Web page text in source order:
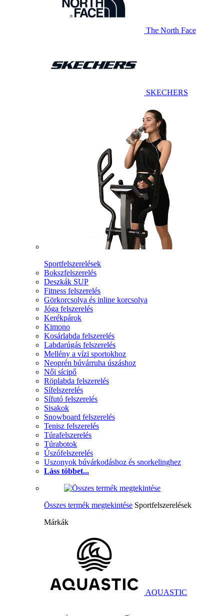
The North Face
SKECHERS
Sportfelszerelések
Bokszfelszerelés
Deszkák SUP
Fitness felszerelés
Görkorcsolya és inline korcsolya
Jóga felszerelés
Kerékpárok
Kimono
Kosárlabda felszerelés
Labdarúgás felszerelés
Mellény a vízi sportokhoz
Neoprén búvárruha úszáshoz
Női sícipő
Röplabda felszerelés
Sífelszerelés
Sífutó felszerelés
Sisakok
Snowboard felszerelés
Tenisz felszerelés
Túrafelszerelés
Túrabotok
Úszófelszerelés
Uszonyok búvárkodáshoz és snorkelinghez
Láss többet...
Összes termék megtekintése Sportfelszerelések
Márkák
AQUASTIC